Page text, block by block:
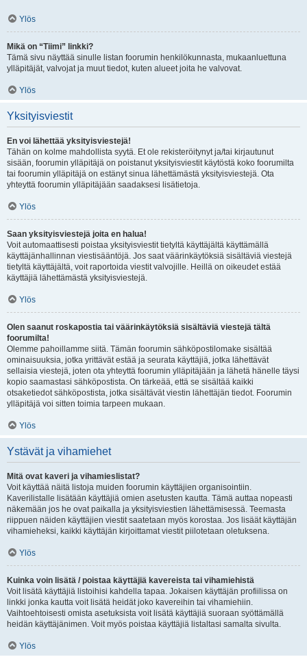
Ylös
Mikä on “Tiimi” linkki?
Tämä sivu näyttää sinulle listan foorumin henkilökunnasta, mukaanluettuna
ylläpitäjät, valvojat ja muut tiedot, kuten alueet joita he valvovat.
Ylös
Yksityisviestit
En voi lähettää yksityisviestejä!
Tähän on kolme mahdollista syytä. Et ole rekisteröitynyt ja/tai kirjautunut
sisään, foorumin ylläpitäjä on poistanut yksityisviestit käytöstä koko foorumilta
tai foorumin ylläpitäjä on estänyt sinua lähettämästä yksityisviestejä. Ota
yhteyttä foorumin ylläpitäjään saadaksesi lisätietoja.
Ylös
Saan yksityisviestejä joita en halua!
Voit automaattisesti poistaa yksityisviestit tietyltä käyttäjältä käyttämällä
käyttäjänhallinnan viestisääntöjä. Jos saat väärinkäytöksiä sisältäviä viestejä
tietyltä käyttäjältä, voit raportoida viestit valvojille. Heillä on oikeudet estää
käyttäjiä lähettämästä yksityisviestejä.
Ylös
Olen saanut roskapostia tai väärinkäytöksiä sisältäviä viestejä tältä
foorumilta!
Olemme pahoillamme siitä. Tämän foorumin sähköpostilomake sisältää
ominaisuuksia, jotka yrittävät estää ja seurata käyttäjiä, jotka lähettävät
sellaisia viestejä, joten ota yhteyttä foorumin ylläpitäjään ja lähetä hänelle täysi
kopio saamastasi sähköpostista. On tärkeää, että se sisältää kaikki
otsaketiedot sähköpostista, jotka sisältävät viestin lähettäjän tiedot. Foorumin
ylläpitäjä voi sitten toimia tarpeen mukaan.
Ylös
Ystävät ja vihamiehet
Mitä ovat kaveri ja vihamieslistat?
Voit käyttää näitä listoja muiden foorumin käyttäjien organisointiin.
Kaverilistalle lisätään käyttäjiä omien asetusten kautta. Tämä auttaa nopeasti
näkemään jos he ovat paikalla ja yksityisviestien lähettämisessä. Teemasta
riippuen näiden käyttäjien viestit saatetaan myös korostaa. Jos lisäät käyttäjän
vihamieheksi, kaikki käyttäjän kirjoittamat viestit piilotetaan oletuksena.
Ylös
Kuinka voin lisätä / poistaa käyttäjiä kavereista tai vihamiehistä
Voit lisätä käyttäjiä listoihisi kahdella tapaa. Jokaisen käyttäjän profiilissa on
linkki jonka kautta voit lisätä heidät joko kavereihin tai vihamiehiin.
Vaihtoehtoisesti omista asetuksista voit lisätä käyttäjiä suoraan syöttämällä
heidän käyttäjänimen. Voit myös poistaa käyttäjiä listaltasi samalta sivulta.
Ylös